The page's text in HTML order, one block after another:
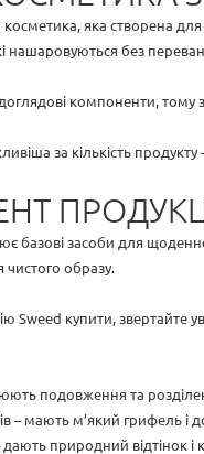
яка створена
нашаровуються без
компоненти,
за кількість
базові засоби для
чистого образу.
Sweed купити, звертайте
подовження та
– мають м’який грифель і
природний відтінок і